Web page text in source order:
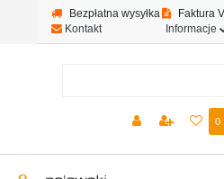
Bezpłatna wysyłka Faktura
Kontakt
Informacje
0